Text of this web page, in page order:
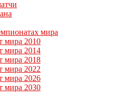
мира
мира 2010
мира 2014
мира 2018
мира 2022
мира 2026
мира 2030